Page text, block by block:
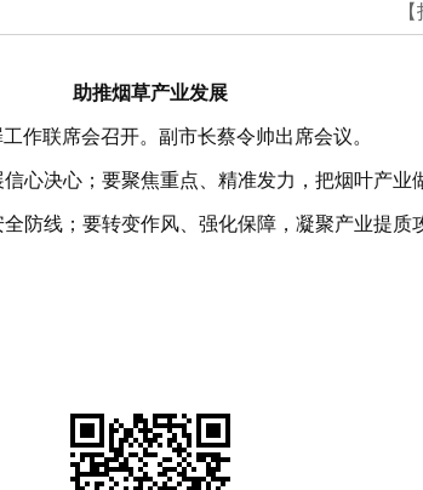
助推烟草产业发展
作联席会召开。副市长蔡令帅出席会议。
心决心；要聚焦重点、精准发力，把烟叶产
防线；要转变作风、强化保障，凝聚产业提